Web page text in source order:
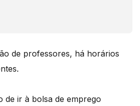
de professores, há horários
de ir à bolsa de emprego